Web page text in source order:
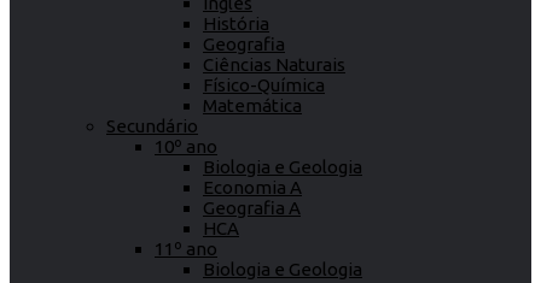
História
Geografia
Ciências Naturais
Físico-Química
Matemática
Secundário
10º ano
Biologia e Geologia
Economia A
Geografia A
HCA
11º ano
Biologia e Geologia